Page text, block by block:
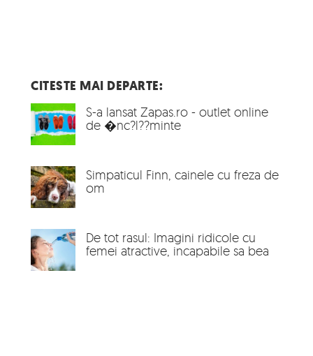
CITESTE MAI DEPARTE:
S-a lansat Zapas.ro - outlet online
de �nc?l??minte
Simpaticul Finn, cainele cu freza de
om
De tot rasul: Imagini ridicole cu
femei atractive, incapabile sa bea